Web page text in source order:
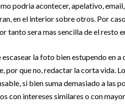
podri­a acontecer, apelativo,
en el interior sobre otros. Por
tanto sera mas sencilla de el resto
la foto bien estupendo en
por que no, redactar la corta vida.
si bien suma demasiado a las
con intereses similares o con